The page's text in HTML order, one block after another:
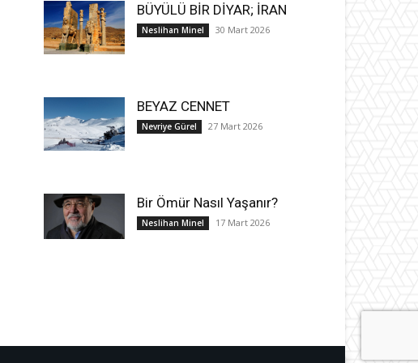
BÜYÜLÜ BİR DİYAR; İRAN
Neslihan Minel 30 Mart 2026
BEYAZ CENNET
Nevriye Gürel 27 Mart 2026
Bir Ömür Nasıl Yaşanır?
Neslihan Minel 17 Mart 2026